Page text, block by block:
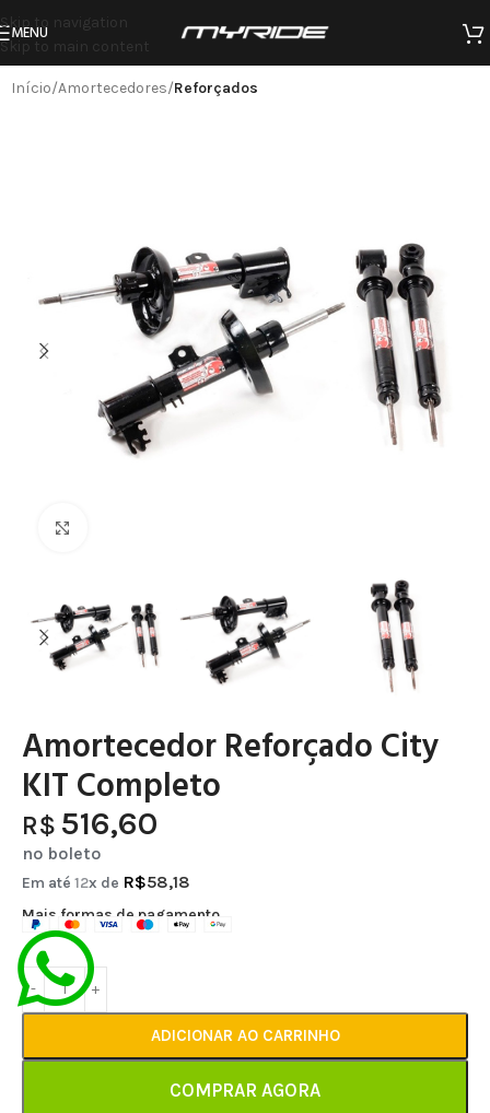
Skip to navigation
Skip to main content
MENU
Início Amortecedores Reforçados
Amortecedor Reforçado City
KIT Completo
R$ 516,60
no boleto
Em até 12x de R$58,18
Mais formas de pagamento
ADICIONAR AO CARRINHO
COMPRAR AGORA